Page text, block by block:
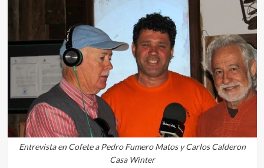
Entrevista en Cofete a Pedro Fumero Matos y Carlos Calderon
Casa Winter